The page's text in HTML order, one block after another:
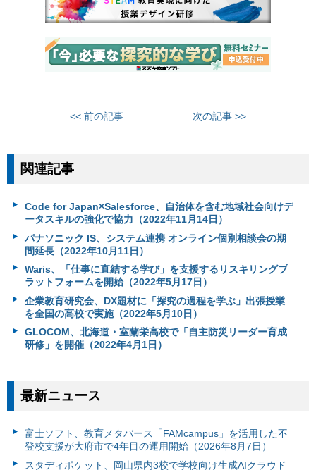
<< 前の記事 次の記事 >>
関連記事
Code for Japan×Salesforce、自治体を含む地域社会向けデ
ータスキルの強化で協力（2022年11月14日）
パナソニック IS、システム連携 オンライン個別相談会の期
間延長（2022年10月11日）
Waris、「仕事に直結する学び」を支援するリスキリングプ
ラットフォームを開始（2022年5月17日）
企業教育研究会、DX題材に「探究の過程を学ぶ」出張授業
を全国の高校で実施（2022年5月10日）
GLOCOM、北海道・室蘭栄高校で「自主防災リーダー育成
研修」を開催（2022年4月1日）
最新ニュース
富⼠ソフト、教育メタバース「FAMcampus」を活用した不
登校支援が大府市で4年目の運用開始（2026年8月7日）
スタディポケット、岡山県内3校で学校向け生成AIクラウド